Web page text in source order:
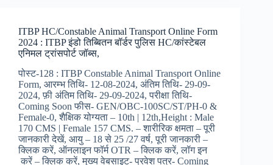
2024
:
राजस्थान
पुलिस
कांस्टेबल
रिजल्ट,
ITBP HC/Constable Animal Transport Online Form
2024 : ITBP इंडो तिब्बितन बॉर्डर पुलिस HC/कांस्टेबल
एनिमल ट्रांसपोर्ट जॉब्स,
पोस्ट-128 : ITBP Constable Animal Transport Online
Form, आरम्भ तिथि- 12-08-2024, अंतिम तिथि- 29-09-
2024, फ़ी अंतिम तिथि- 29-09-2024, परीक्षा तिथि-
Coming Soon फीस- GEN/OBC-100SC/ST/PH-0 &
Female-0, शैक्षिक योग्यता – 10th | 12th,Height : Male
170 CMS | Female 157 CMS. – शारीरिक क्षमता – पूरी
जानकारी देखें, आयु – 18 से 25 /27 वर्ष, पूरी जानकारी –
क्लिक करें, ऑनलाइन फॉर्म OTR – क्लिक करें, लॉग इन
करें – क्लिक करें, मुख्य वेबसाइट- प्रवेश पत्र- Coming